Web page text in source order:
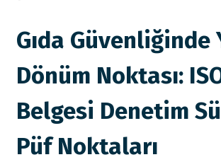
Gıda Güvenliğinde
Dönüm Noktası:
Belgesi Denetim
Püf Noktaları